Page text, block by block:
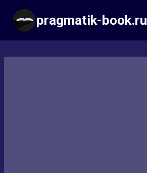
Перейти
содержимому
pragmatik-book.ru